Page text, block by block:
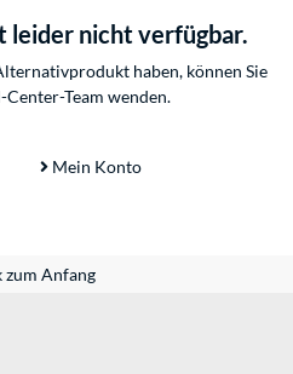
leider nicht verfügbar.
haben, können Sie
Team wenden.
Mein Konto
zum Anfang